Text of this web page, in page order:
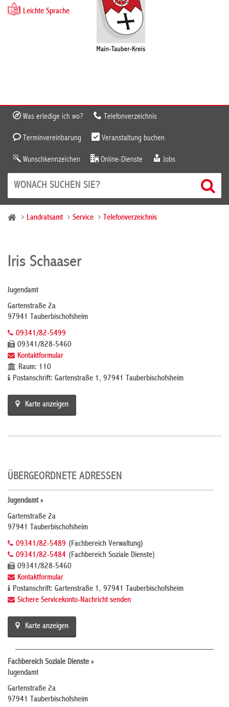
Leichte Sprache
Was erledige ich wo? Telefonverzeichnis
Terminvereinbarung Veranstaltung buchen
Wunschkennzeichen Online-Dienste Jobs
Landratsamt Service Telefonverzeichnis
Iris Schaaser
Jugendamt
Gartenstraße 2a
97941 Tauberbischofsheim
09341/82-5499
09341/828-5460
Kontaktformular
Raum: 110
Postanschrift: Gartenstraße 1, 97941 Tauberbischofsheim
Karte anzeigen
ÜBERGEORDNETE ADRESSEN
Jugendamt »
Gartenstraße 2a
97941 Tauberbischofsheim
09341/82-5489 (Fachbereich Verwaltung)
09341/82-5484 (Fachbereich Soziale Dienste)
09341/828-5460
Kontaktformular
Postanschrift: Gartenstraße 1, 97941 Tauberbischofsheim
Sichere Servicekonto-Nachricht senden
Karte anzeigen
Fachbereich Soziale Dienste »
Jugendamt
Gartenstraße 2a
97941 Tauberbischofsheim